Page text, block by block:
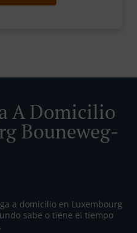
A Domicilio
Bouneweg-
a domicilio en Luxembourg
sabe o tiene el tiempo